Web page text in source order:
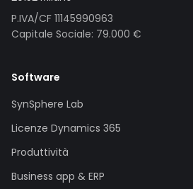
P.IVA/CF 11145990963
Capitale Sociale: 79.000 €
Software
SynSphere Lab
Licenze Dynamics 365
Produttività
Business app & ERP